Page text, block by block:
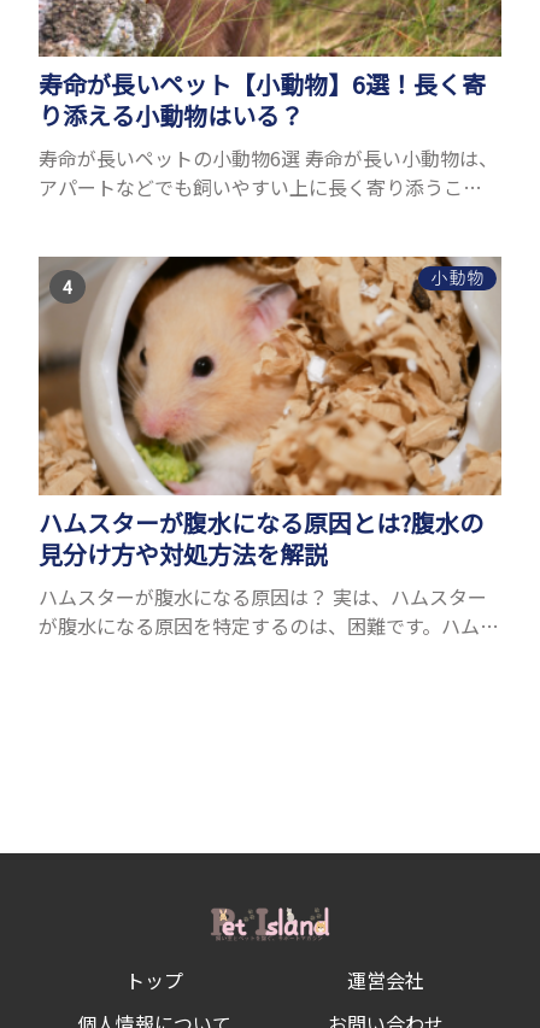
寿命が長いペット【小動物】6選！長く寄
り添える小動物はいる？
寿命が長いペットの小動物6選 寿命が長い小動物は、
アパートなどでも飼いやすい上に長く寄り添うこと
育のポイ...
小動物
ハムスターが腹水になる原因とは?腹水の
見分け方や対処方法を解説
ハムスターが腹水になる原因は？ 実は、ハムスター
が腹水になる原因を特定するのは、困難です。ハムス
トップ
運営会社